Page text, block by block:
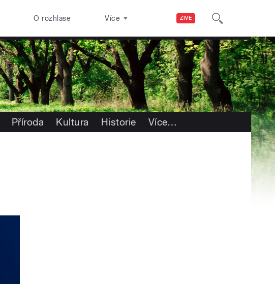
ŽIVĚ
O rozhlase Více
Příroda Kultura Historie Více…